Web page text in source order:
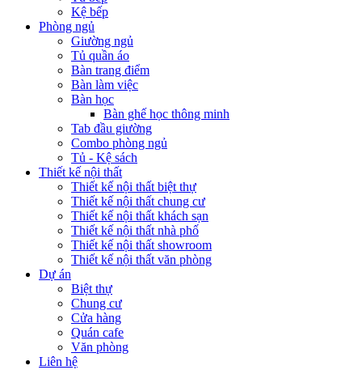
Kệ bếp
Phòng ngủ
Giường ngủ
Tủ quần áo
Bàn trang điểm
Bàn làm việc
Bàn học
Bàn ghế học thông minh
Tab đầu giường
Combo phòng ngủ
Tủ - Kệ sách
Thiết kế nội thất
Thiết kế nội thất biệt thự
Thiết kế nội thất chung cư
Thiết kế nội thất khách sạn
Thiết kế nội thất nhà phố
Thiết kế nội thất showroom
Thiết kế nội thất văn phòng
Dự án
Biệt thự
Chung cư
Cửa hàng
Quán cafe
Văn phòng
Liên hệ